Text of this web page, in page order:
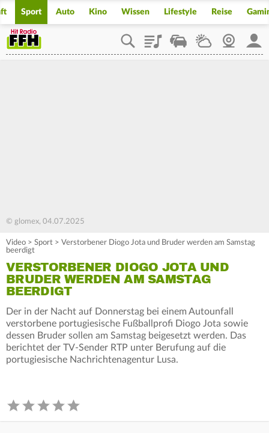
Sport Auto Kino Wissen Lifestyle Reise
PlaylistStaupilotWetterWebcam
© glomex, 04.07.2025
Video > Sport > Verstorbener Diogo Jota und Bruder werden am Samstag
beerdigt
VERSTORBENER DIOGO JOTA UND
BRUDER WERDEN AM SAMSTAG
BEERDIGT
Der in der Nacht auf Donnerstag bei einem Autounfall
verstorbene portugiesische Fußballprofi Diogo Jota sowie
dessen Bruder sollen am Samstag beigesetzt werden. Das
berichtet der TV-Sender RTP unter Berufung auf die
portugiesische Nachrichtenagentur Lusa.